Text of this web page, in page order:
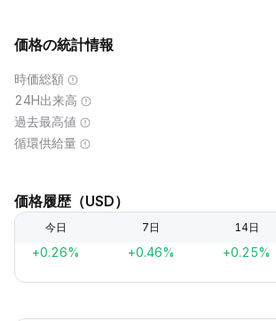
価格の統計情報
時価総額
24H出来高
過去最高値
循環供給量
価格履歴（USD）
今日 7日 14日
+0.26% +0.46% +0.25%